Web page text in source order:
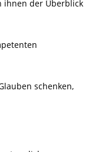
ihnen der Überblick
schenken,